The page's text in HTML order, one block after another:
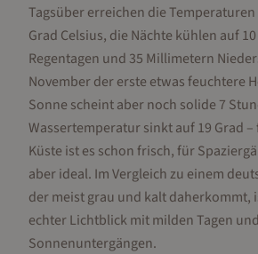
Tagsüber erreichen die
Grad Celsius, die Nächte kühlen auf
Regentagen und 35 Millimetern
November der erste etwas feuchtere
Sonne scheint aber noch solide 7
Wassertemperatur sinkt auf 19 Grad
Küste ist es schon frisch, für
aber ideal. Im Vergleich zu einem
der meist grau und kalt daherkommt,
echter Lichtblick mit milden Tagen
Sonnenuntergängen.